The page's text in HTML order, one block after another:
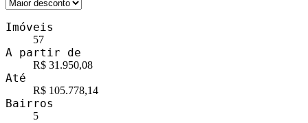
Imóveis
57
A partir de
R$ 31.950,08
Até
R$ 105.778,14
Bairros
5